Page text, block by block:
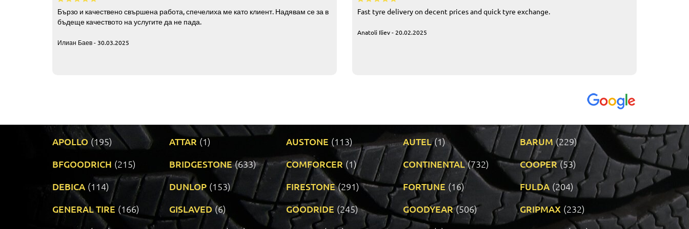
Бързо и качествено свършена работа, спечелиха ме като клиент. Надявам се за в
бъдеще качеството на услугите да не пада.
Илиан Баев - 30.03.2025
Fast tyre delivery on decent prices and quick tyre exchange.
Anatoli Iliev - 20.02.2025
APOLLO (195) ATTAR (1) AUSTONE (113) AUTEL (1) BARUM (229)
BFGOODRICH (215) BRIDGESTONE (633) COMFORCER (1) CONTINENTAL (732) COOPER (53)
DEBICA (114) DUNLOP (153) FIRESTONE (291) FORTUNE (16) FULDA (204)
GENERAL TIRE (166) GISLAVED (6) GOODRIDE (245) GOODYEAR (506) GRIPMAX (232)